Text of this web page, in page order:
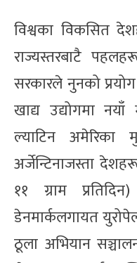
विश्वका विकसित
राज्यस्तरबाटै
सरकारले नुनको
खाद्य उद्योगमा
ल्याटिन अमेरिका
अर्जेन्टिनाजस्ता
११ ग्राम
डेनमार्कलगायत
ठूला अभियान